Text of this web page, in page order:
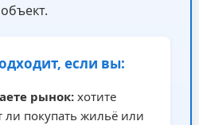
объект.
если вы:
рынок:хотите
ли покупать жильё или